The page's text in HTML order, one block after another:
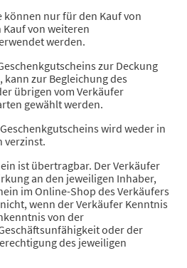
können nur für den Kauf von
von weiteren
werden.
zur Deckung
zur Begleichung des
übrigen vom Verkäufer
gewählt werden.
wird weder in
verzinst.
ist übertragbar. Der Verkäufer
an den jeweiligen Inhaber,
im Online-Shop des Verkäufers
wenn der Verkäufer Kenntnis
von der
oder der
des jeweiligen